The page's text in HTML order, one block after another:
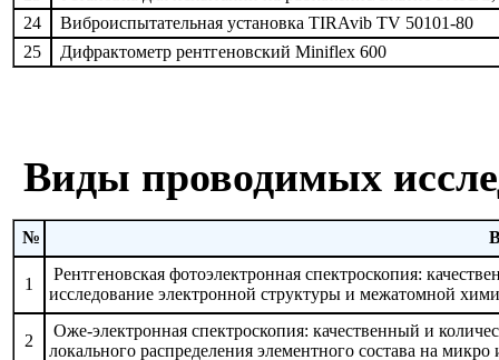
24
Виброиспытательная установка TIRAvib TV 50101-80
25
Дифрактометр рентгеновский Miniflex 600
Виды проводимых
№
1
Рентгеновская фотоэлектронная спектроскопия:
исследование электронной структуры и межатомной
2
Оже-электронная спектроскопия: качественный и
локального распределения элементного состава на микро